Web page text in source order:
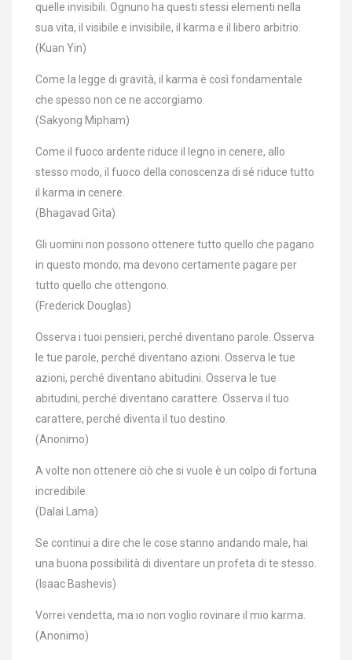
quelle invisibili. Ognuno ha questi stessi elementi nella
sua vita, il visibile e invisibile, il karma e il libero arbitrio.
(Kuan Yin)
Come la legge di gravità, il karma è così fondamentale
che spesso non ce ne accorgiamo.
(Sakyong Mipham)
Come il fuoco ardente riduce il legno in cenere, allo
stesso modo, il fuoco della conoscenza di sé riduce tutto
il karma in cenere.
(Bhagavad Gita)
Gli uomini non possono ottenere tutto quello che pagano
in questo mondo; ma devono certamente pagare per
tutto quello che ottengono.
(Frederick Douglas)
Osserva i tuoi pensieri, perché diventano parole. Osserva
le tue parole, perché diventano azioni. Osserva le tue
azioni, perché diventano abitudini. Osserva le tue
abitudini, perché diventano carattere. Osserva il tuo
carattere, perché diventa il tuo destino.
(Anonimo)
A volte non ottenere ciò che si vuole è un colpo di fortuna
incredibile.
(Dalai Lama)
Se continui a dire che le cose stanno andando male, hai
una buona possibilità di diventare un profeta di te stesso.
(Isaac Bashevis)
Vorrei vendetta, ma io non voglio rovinare il mio karma.
(Anonimo)